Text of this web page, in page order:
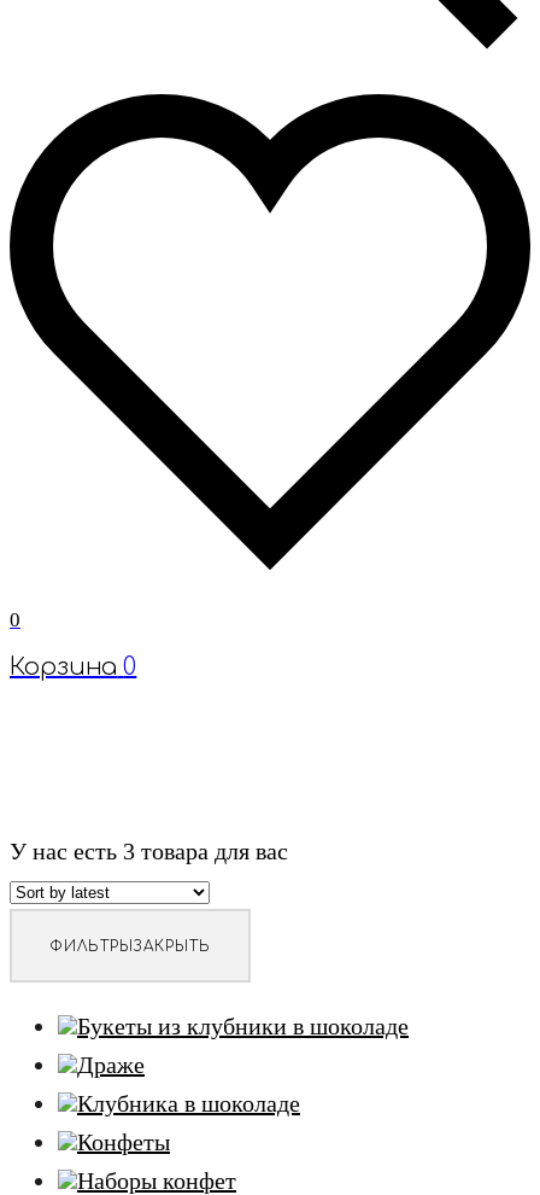
0
Корзина 0
У нас есть 3 товара для вас
ФИЛЬТРЫЗАКРЫТЬ
Букеты из клубники в шоколаде
Драже
Клубника в шоколаде
Конфеты
Наборы конфет